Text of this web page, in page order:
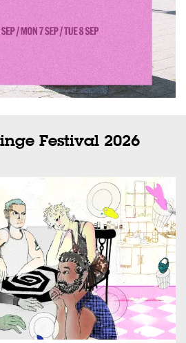
Festival 2026